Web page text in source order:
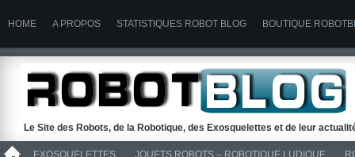
HOME A PROPOS STATISTIQUES ROBOT BLOG BOUTIQUE
Le Site des Robots, de la Robotique, des Exosquelettes et de leur
EXOSQUELETTES JOUETS ROBOTS – ROBOTIQUE LUDIQUE